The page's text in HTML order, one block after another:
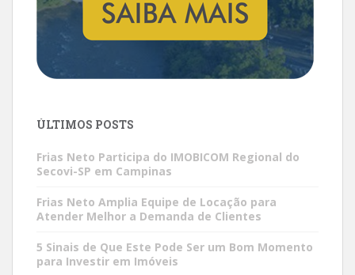
ÚLTIMOS POSTS
Frias Neto Participa do IMOBICOM Regional do
Secovi-SP em Campinas
Frias Neto Amplia Equipe de Locação para
Atender Melhor a Demanda de Clientes
5 Sinais de Que Este Pode Ser um Bom Momento
para Investir em Imóveis